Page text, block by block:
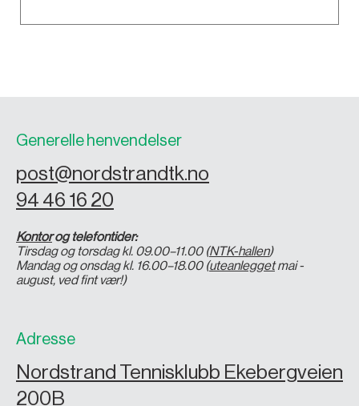
Generelle henvendelser
post@nordstrandtk.no
94 46 16 20
Kontorog telefontider:
Tirsdag og torsdag kl. 09.00–11.00 (NTK-hallen)
Mandag og onsdag kl. 16.00–18.00 (uteanleggetmai -
august, ved fint vær!)
Adresse
Nordstrand Tennisklubb Ekebergveien
200B